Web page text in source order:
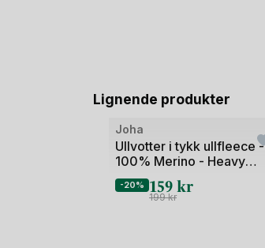
Lignende produkter
Bilde
av
Joha
Ullvotter i tykk ullfleece -
100% Merino - Heavy
Basic
-20% 159kr
199kr